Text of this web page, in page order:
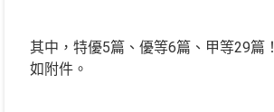
其中，特優5篇、優等6篇、甲等29篇
如附件。